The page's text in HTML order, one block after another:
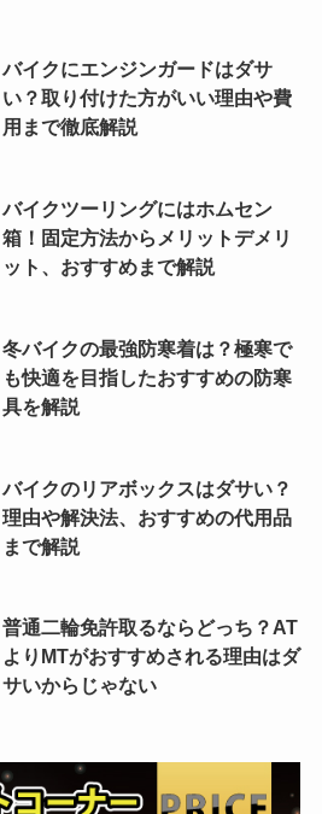
バイクにエンジンガードはダサ
い？取り付けた方がいい理由や費
用まで徹底解説
バイクツーリングにはホムセン
箱！固定方法からメリットデメリ
ット、おすすめまで解説
冬バイクの最強防寒着は？極寒で
も快適を目指したおすすめの防寒
具を解説
バイクのリアボックスはダサい？
理由や解決法、おすすめの代用品
まで解説
普通二輪免許取るならどっち？AT
よりMTがおすすめされる理由はダ
サいからじゃない